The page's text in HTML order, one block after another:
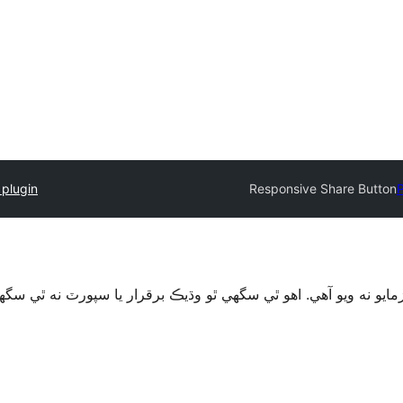
Responsive Share Button
نه ويو آھي. اهو ٿي سگهي ٿو وڌيڪ برقرار يا سپورٽ نه ٿي